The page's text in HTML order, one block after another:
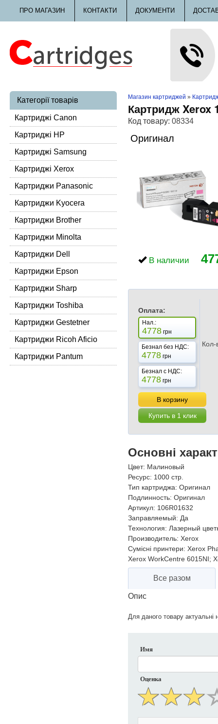
ПРО МАГАЗИН КОНТАКТИ ДОКУМЕНТИ
Категорії товарів
Картриджі Canon
Картриджі HP
Картриджі Samsung
Картриджі Xerox
Картриджи Panasonic
Картриджи Kyocera
Картриджи Brother
Картриджи Minolta
Картриджи Dell
Картриджи Epson
Картриджи Sharp
Картриджи Toshiba
Картриджи Gestetner
Картриджи Ricoh Aficio
Картриджи Pantum
Магазин картриджей »
Картридж Xerox
Код товару: 08334
Оригинал
В наличии
Оплата:
Нал.:
4778 грн
Безнал без НДС:
4778 грн
Безнал с НДС:
4778 грн
В корзину
Купить в 1 клик
Основні
Цвет: Малиновый
Ресурс: 1000 стр.
Тип картриджа: Оригинал
Подлинность: Оригинал
Артикул: 106R01632
Заправляемый: Да
Технология: Лазерный
Производитель: Xerox
Сумісні принтери: Xerox
Xerox WorkCentre 6015NI;
Все разом
Опис
Для даного товару актуальні
Имя
Оценка